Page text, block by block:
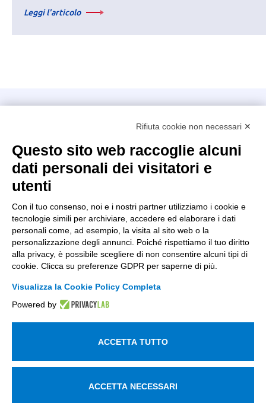
Leggi l'articolo
Kilometro Rosso innovation district
+39 035 0690366
info@intellimech.it
Copyright 2026, P.iva 03388700167
Seguici su
Lavora con noi
Rifiuta cookie non necessari ✕
Questo sito web raccoglie alcuni
dati personali dei visitatori e
utenti
Con il tuo consenso, noi e i nostri partner utilizziamo i cookie e
tecnologie simili per archiviare, accedere ed elaborare i dati
personali come, ad esempio, la visita al sito web o la
personalizzazione degli annunci. Poiché rispettiamo il tuo diritto
alla privacy, è possibile scegliere di non consentire alcuni tipi di
cookie. Clicca su preferenze GDPR per saperne di più.
Visualizza la Cookie Policy Completa
Powered by
ACCETTA TUTTO
ACCETTA NECESSARI